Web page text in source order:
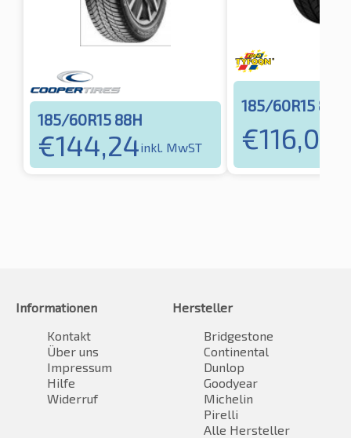
185/60R15 88H
€144,24inkl. MwST
185/60R15 88H
€116,00
Informationen
Kontakt
Über uns
Impressum
Hilfe
Widerruf
Hersteller
Bridgestone
Continental
Dunlop
Goodyear
Michelin
Pirelli
Alle Hersteller